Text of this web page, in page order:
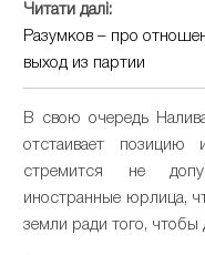
Читати далі:
Разумков – про
выход из партии
В свою очередь
отстаивает
стремится не
иностранные юрлица,
земли ради того, чтобы